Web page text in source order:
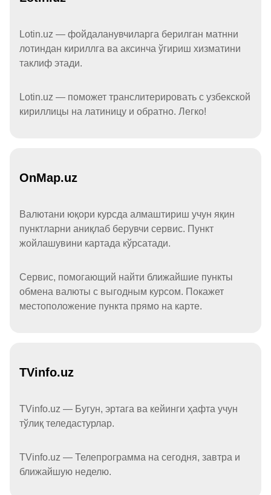
Lotin.uz — фойдаланувчиларга берилган матнни
лотиндан кириллга ва аксинча ўгириш хизматини
таклиф этади.
Lotin.uz — поможет транслитерировать с узбекской
кириллицы на латиницу и обратно. Легко!
OnMap.uz
Валютани юқори курсда алмаштириш учун яқин
пунктларни аниқлаб берувчи сервис. Пункт
жойлашувини картада кўрсатади.
Сервис, помогающий найти ближайшие пункты
обмена валюты с выгодным курсом. Покажет
местоположение пункта прямо на карте.
TVinfo.uz
TVinfo.uz — Бугун, эртага ва кейинги ҳафта учун
тўлиқ теледастурлар.
TVinfo.uz — Телепрограмма на сегодня, завтра и
ближайшую неделю.